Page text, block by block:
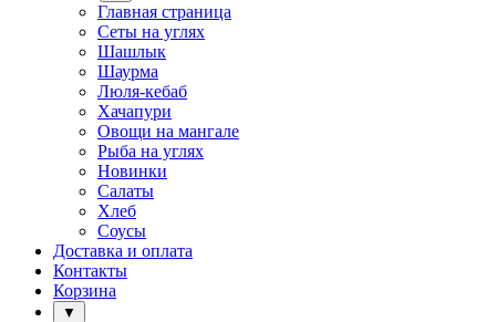
Главная страница
Сеты на углях
Шашлык
Шаурма
Люля-кебаб
Хачапури
Овощи на мангале
Рыба на углях
Новинки
Салаты
Хлеб
Соусы
Доставка и оплата
Контакты
Корзина
▼